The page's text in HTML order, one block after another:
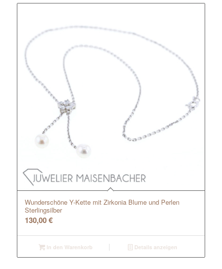
Wunderschöne Y-Kette mit Zirkonia Blume und Perlen
Sterlingsilber
130,00€
In den Warenkorb Details anzeigen